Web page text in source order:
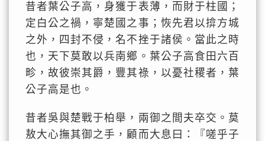
昔者葉公子高，身獲于表薄，而財于柱國；
定白公之禍，寧楚國之事；恢先君以揜方城
之外，四封不侵，名不挫于諸侯。當此之時
也，天下莫敢以兵南鄉。葉公子高食田六百
畛，故彼崇其爵，豐其祿，以憂社稷者，葉
公子高是也。
昔者吳與楚戰于柏舉，兩御之間夫卒交。莫
敖大心撫其御之手，顧而大息曰：『嗟乎子